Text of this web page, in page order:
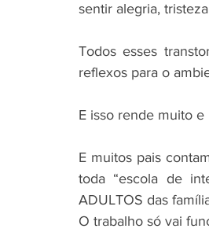
sentir alegria,
Todos esses
reflexos para o
E isso rende muito
E muitos pais
toda “escola de
O trabalho só vai